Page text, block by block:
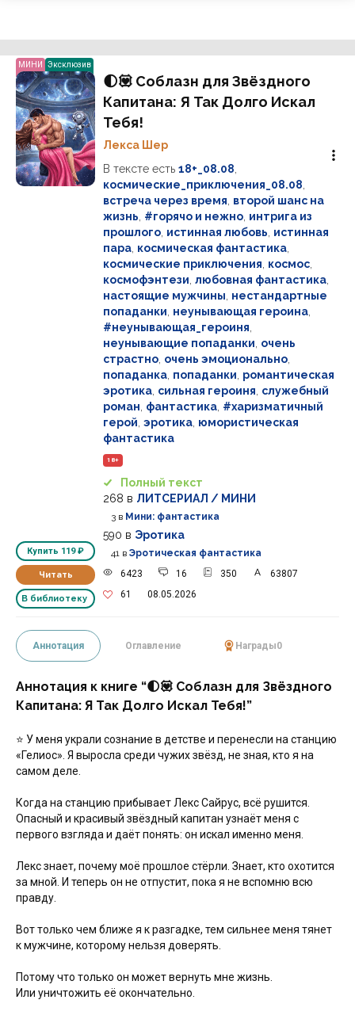
МИНИ Эксклюзив
Купить 119 ₽
Читать
В библиотеку
🌓💟 Соблазн для Звёздного
Капитана: Я Так Долго Искал
Тебя!
Лекса Шер
В тексте есть 18+_08.08
космические_приключения_08.08
встреча через время второй шанс на
жизнь #горячо и нежно интрига из
прошлого истинная любовь истинная
пара космическая фантастика
космические приключения космос
космофэнтези любовная фантастика
настоящие мужчины нестандартные
попаданки неунывающая героина
#неунывающая_героиня
неунывающие попаданки очень
страстно очень эмоционально
попаданка попаданки романтическая
эротика сильная героиня служебный
роман фантастика #харизматичный
герой эротика юмористическая
фантастика
18+
Полный текст
268 в ЛИТСЕРИАЛ / МИНИ
3 в Мини: фантастика
590 в Эротика
41 в Эротическая фантастика
6423
16 350
63807
61
08.05.2026
Аннотация Оглавление Награды0
Аннотация к книге “🌓💟 Соблазн для Звёздного
Капитана: Я Так Долго Искал Тебя!”
⭐ У меня украли сознание в детстве и перенесли на станцию
«Гелиос». Я выросла среди чужих звёзд, не зная, кто я на
самом деле.
Когда на станцию прибывает Лекс Сайрус, всё рушится.
Опасный и красивый звёздный капитан узнаёт меня с
первого взгляда и даёт понять: он искал именно меня.
Лекс знает, почему моё прошлое стёрли. Знает, кто охотится
за мной. И теперь он не отпустит, пока я не вспомню всю
правду.
Вот только чем ближе я к разгадке, тем сильнее меня тянет
к мужчине, которому нельзя доверять.
Потому что только он может вернуть мне жизнь.
Или уничтожить её окончательно.